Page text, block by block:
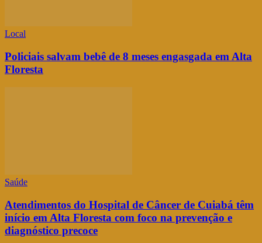
Local
Policiais salvam bebê de 8 meses engasgada em Alta
Floresta
Saúde
Atendimentos do Hospital de Câncer de Cuiabá têm
início em Alta Floresta com foco na prevenção e
diagnóstico precoce